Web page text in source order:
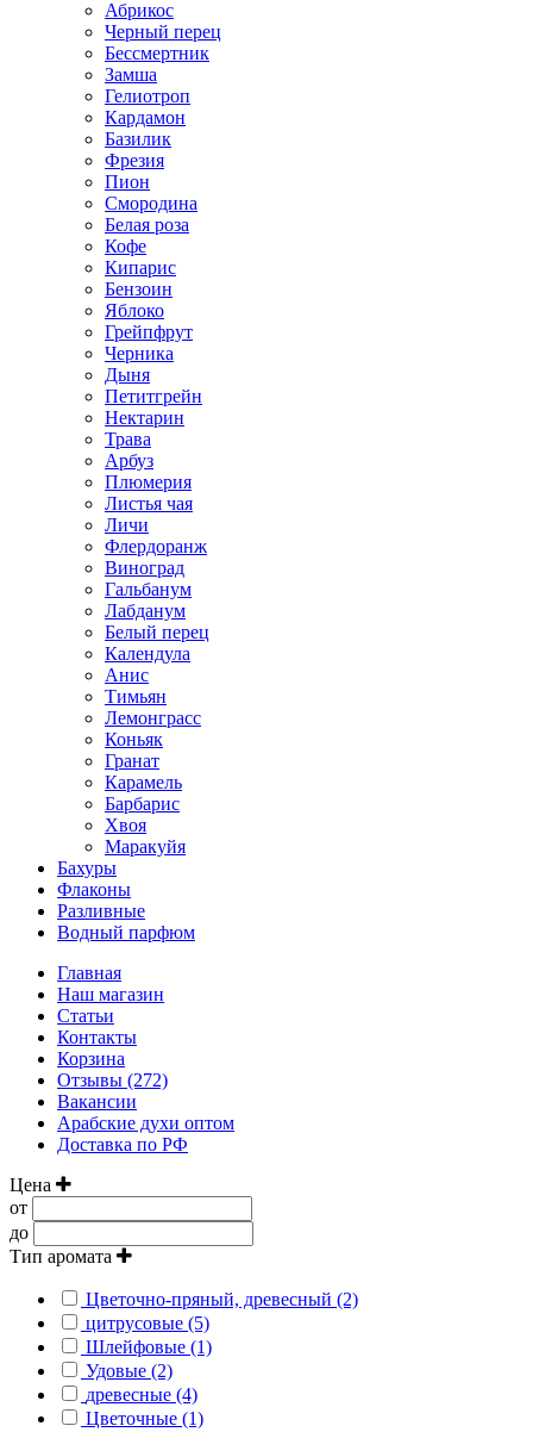
Абрикос
Черный перец
Бессмертник
Замша
Гелиотроп
Кардамон
Базилик
Фрезия
Пион
Смородина
Белая роза
Кофе
Кипарис
Бензоин
Яблоко
Грейпфрут
Черника
Дыня
Петитгрейн
Нектарин
Трава
Арбуз
Плюмерия
Листья чая
Личи
Флердоранж
Виноград
Гальбанум
Лабданум
Белый перец
Календула
Анис
Тимьян
Лемонграсс
Коньяк
Гранат
Карамель
Барбарис
Хвоя
Маракуйя
Бахуры
Флаконы
Разливные
Водный парфюм
Главная
Наш магазин
Статьи
Контакты
Корзина
Отзывы (272)
Вакансии
Арабские духи оптом
Доставка по РФ
Цена
от
до
Тип аромата
Цветочно-пряный, древесный (2)
цитрусовые (5)
Шлейфовые (1)
Удовые (2)
древесные (4)
Цветочные (1)